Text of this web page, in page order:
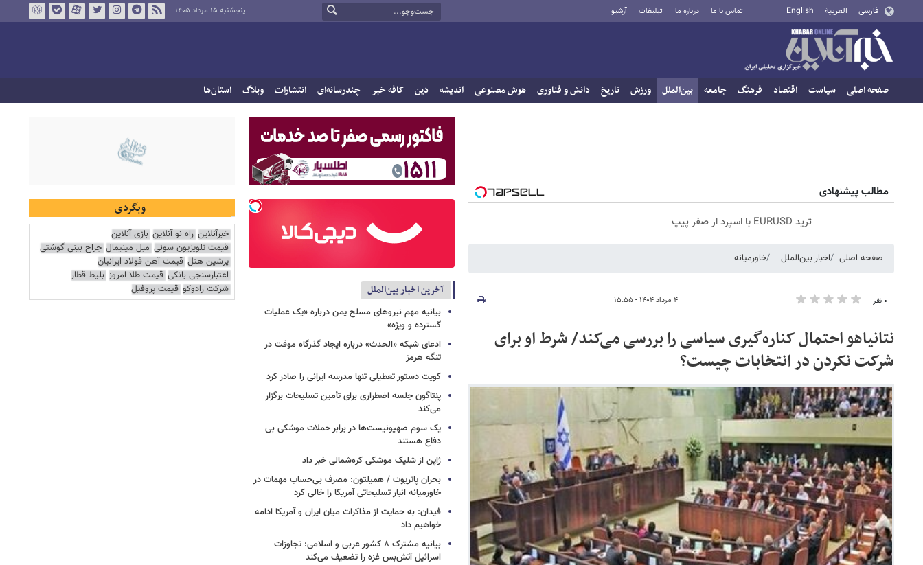
فارسی العربية English تماس با ما درباره ما تبلیغات آرشیو پنجشنبه ۱۵ مرداد ۱۴۰۵
صفحه اصلی سیاست اقتصاد فرهنگ جامعه بین‌الملل ورزش تاریخ دانش و فناوری هوش مصنوعی اندیشه دین کافه خبر چندرسانه‌ای انتشارات وبلاگ استان‌ها
مطالب پیشنهادی
ترید EURUSD با اسپرد از صفر پیپ
صفحه اصلی اخبار بین‌الملل خاورمیانه
۰ نفر ۴ مرداد ۱۴۰۴ - ۱۵:۵۵
نتانیاهو احتمال کناره‌گیری سیاسی را بررسی می‌کند/ شرط او برای
شرکت نکردن در انتخابات چیست؟
آخرین اخبار بین‌الملل
بیانیه مهم نیروهای مسلح یمن درباره «یک عملیات
گسترده و ویژه»
ادعای شبکه «الحدث» درباره ایجاد گذرگاه موقت در
تنگه هرمز
کویت دستور تعطیلی تنها مدرسه ایرانی را صادر کرد
پنتاگون جلسه اضطراری برای تأمین تسلیحات برگزار
می‌کند
یک‌ سوم صهیونیست‌ها در برابر حملات موشکی بی
دفاع هستند
ژاپن از شلیک موشکی کره‌شمالی خبر داد
بحران پاتریوت / همیلتون: مصرف بی‌حساب مهمات در
خاورمیانه انبار تسلیحاتی آمریکا را خالی کرد
فیدان: به حمایت از مذاکرات میان ایران و آمریکا ادامه
خواهیم داد
بیانیه مشترک ۸ کشور عربی و اسلامی: تجاوزات
اسرائیل آتش‌بس غزه را تضعیف می‌کند
وبگردی
خبرآنلاین راه نو آنلاین بازی آنلاین
قیمت تلویزیون سونی مبل مینیمال جراح بینی گوشتی
پرشین هتل قیمت آهن فولاد ایرانیان
اعتبارسنجی بانکی قیمت طلا امروز بلیط قطار
شرکت رادوکو قیمت پروفیل